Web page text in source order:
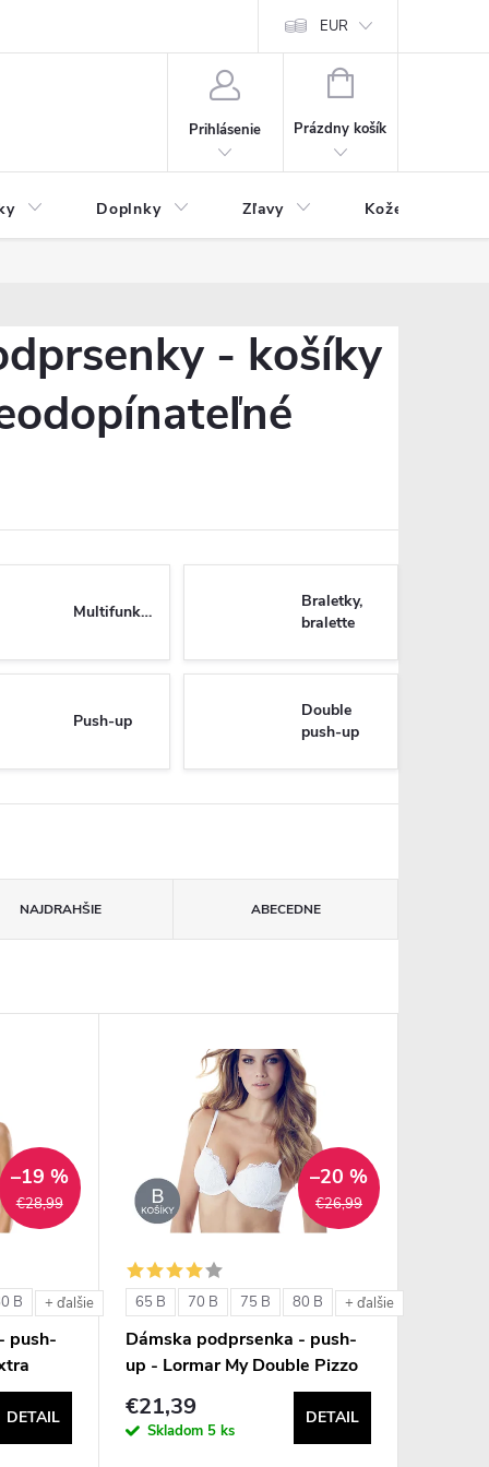
EUR
Prihlásenie
NÁKUPNÝ
Prázdny košík
Doplnky Zľavy Kožený tovar
- košíky
Multifunkčné
Braletky,
bralette
Push-up
Double
push-up
NAJDRAHŠIE ABECEDNE
€28,99
–19 %
B + ďalšie
push-
DETAIL
€26,99
–20 %
65 B 70 B 75 B 80 B + ďalšie
Dámska podprsenka - push-
up - Lormar My Double Pizzo
€21,39
Skladom 5 ks
DETAIL